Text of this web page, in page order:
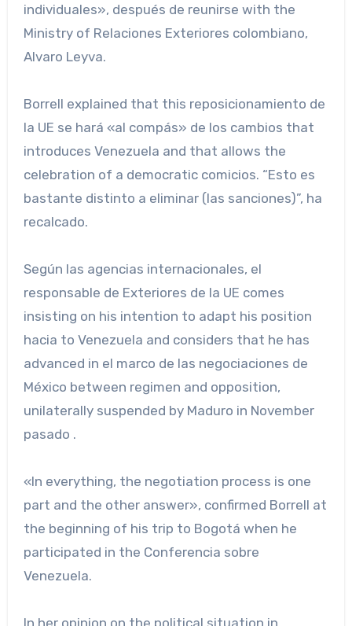
individuales», después de reunirse with the
Ministry of Relaciones Exteriores colombiano,
Alvaro Leyva.
Borrell explained that this reposicionamiento de
la UE se hará «al compás» de los cambios that
introduces Venezuela and that allows the
celebration of a democratic comicios. “Esto es
bastante distinto a eliminar (las sanciones)”, ha
recalcado.
Según las agencias internacionales, el
responsable de Exteriores de la UE comes
insisting on his intention to adapt his position
hacia to Venezuela and considers that he has
advanced in el marco de las negociaciones de
México between regimen and opposition,
unilaterally suspended by Maduro in November
pasado .
«In everything, the negotiation process is one
part and the other answer», confirmed Borrell at
the beginning of his trip to Bogotá when he
participated in the Conferencia sobre
Venezuela.
In her opinion on the political situation in